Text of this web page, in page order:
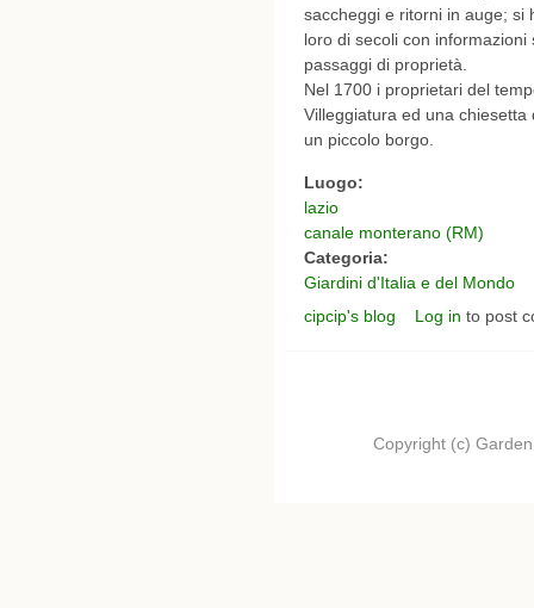
saccheggi e ritorni in auge; si
loro di secoli con
passaggi di proprietà.
Nel 1700 i proprietari del
Villeggiatura ed una
un piccolo borgo.
Luogo:
lazio
canale monterano (RM)
Categoria:
Giardini d'Italia e del Mondo
cipcip's blog
Log in to post
Copyright (c)